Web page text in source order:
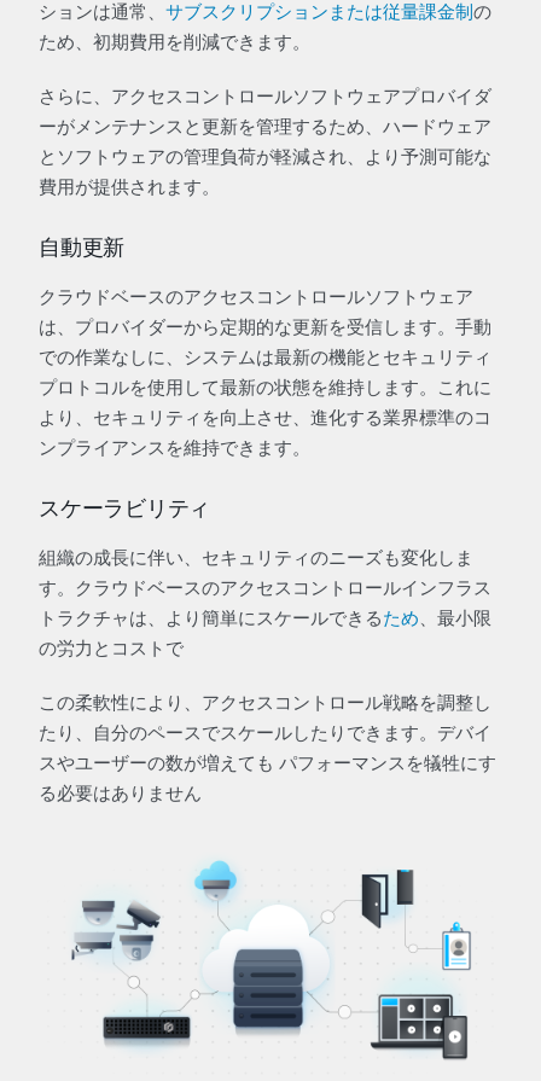
ションは通常、 サブスクリプションまたは従量課金制 の
ため、初期費用を削減できます。
さらに、アクセスコントロールソフトウェアプロバイダ
ーがメンテナンスと更新を管理するため、ハードウェア
とソフトウェアの管理負荷が軽減され、より予測可能な
費用が提供されます。
自動更新
クラウドベースのアクセスコントロールソフトウェア
は、プロバイダーから定期的な更新を受信します。手動
での作業なしに、システムは最新の機能とセキュリティ
プロトコルを使用して最新の状態を維持します。これに
より、セキュリティを向上させ、進化する業界標準のコ
ンプライアンスを維持できます。
スケーラビリティ
組織の成長に伴い、セキュリティのニーズも変化しま
す。クラウドベースのアクセスコントロールインフラス
トラクチャは、より簡単にスケールできるため 、最小限
の労力とコストで
この柔軟性により、アクセスコントロール戦略を調整し
たり、自分のペースでスケールしたりできます。デバイ
スやユーザーの数が増えても パフォーマンスを犠牲にす
る必要はありません